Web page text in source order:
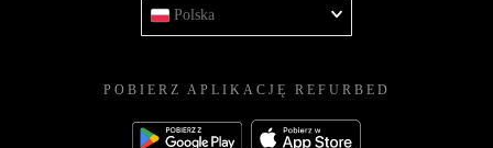
Polska
POBIERZ APLIKACJĘ REFURBED